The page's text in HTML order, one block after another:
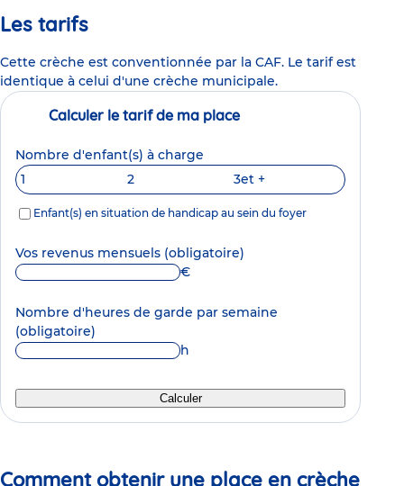
Les tarifs
Cette crèche est conventionnée par la CAF. Le tarif est
identique à celui d'une crèche municipale.
Calculer le tarif de ma place
Nombre d'enfant(s) à charge
1
2 3et +
Enfant(s) en situation de handicap au sein du foyer
Vos revenus mensuels (obligatoire)
€
Nombre d'heures de garde par semaine
(obligatoire)
h
Calculer
Comment obtenir une place en crèche